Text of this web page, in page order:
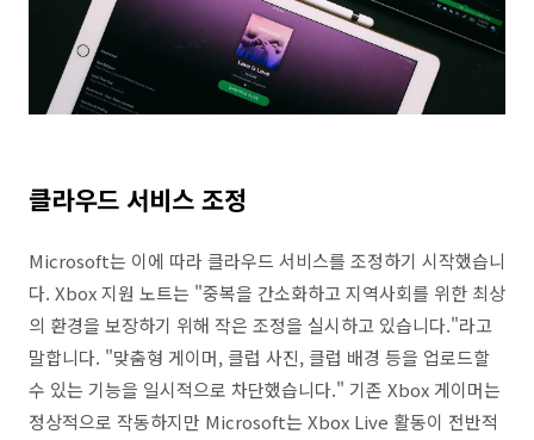
클라우드 서비스 조정
Microsoft는 이에 따라 클라우드 서비스를 조정하기 시작했습니
다. Xbox 지원 노트는 "중복을 간소화하고 지역사회를 위한 최상
의 환경을 보장하기 위해 작은 조정을 실시하고 있습니다."라고
말합니다. "맞춤형 게이머, 클럽 사진, 클럽 배경 등을 업로드할
수 있는 기능을 일시적으로 차단했습니다." 기존 Xbox 게이머는
정상적으로 작동하지만 Microsoft는 Xbox Live 활동이 전반적